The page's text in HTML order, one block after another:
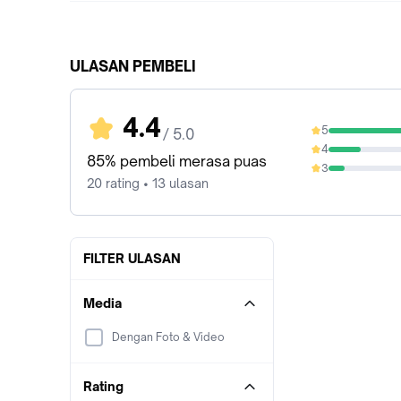
ULASAN PEMBELI
4.4 / 5.0
85% pembeli merasa puas
20 rating • 13 ulasan
5
65%
4
20%
3
10%
FILTER ULASAN
Media
Dengan Foto & Video
Rating